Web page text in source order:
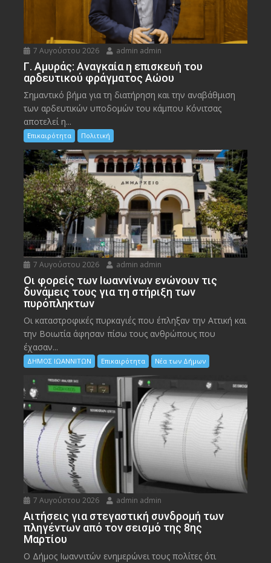
7 Αυγούστου 2026 admin admin
Γ. Αμυράς: Αναγκαία η επισκευή του
αρδευτικού φράγματος Αώου
Σημαντικό βήμα για τη διατήρηση και την αναβάθμιση
των αρδευτικών υποδομών του κάμπου Κόνιτσας
αποτελεί η...
Επικαιρότητα Πολιτική
7 Αυγούστου 2026 admin admin
Οι φορείς των Ιωαννίνων ενώνουν τις
δυνάμεις τους για τη στήριξη των
πυρόπληκτων
Οι καταστροφικές πυρκαγιές που έπληξαν την Αττική και
την Bοιωτία άφησαν πίσω τους ανθρώπους που
έχασαν...
ΔΗΜΟΣ ΙΩΑΝΝΙΤΩΝ Επικαιρότητα Νέα των Δήμων
7 Αυγούστου 2026 admin admin
Αιτήσεις για στεγαστική συνδρομή των
πληγέντων από τον σεισμό της 8ης
Μαρτίου
Ο Δήμος Ιωαννιτών ενημερώνει τους πολίτες ότι